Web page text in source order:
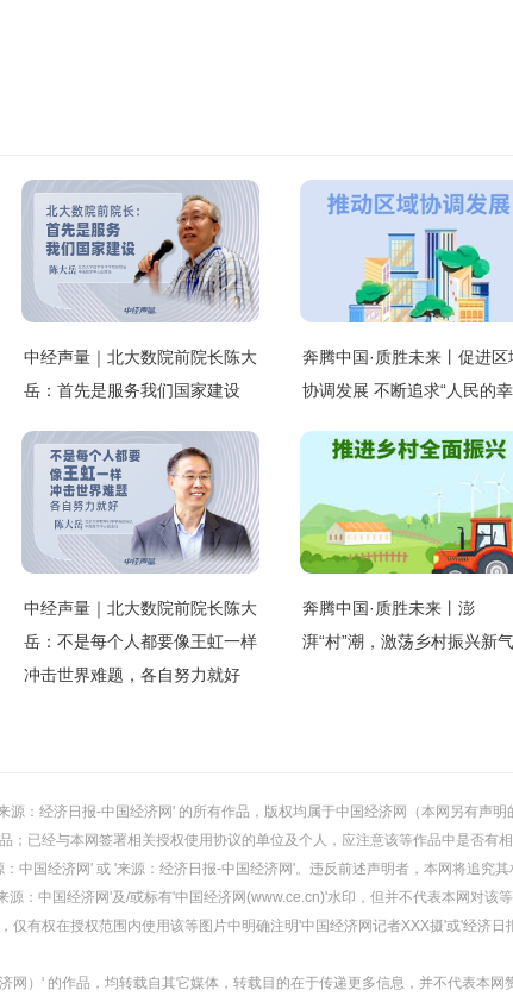
中经声量｜北大数院前院长陈大
岳：首先是服务我们国家建设
奔腾中国·质胜未来丨促进区
协调发展 不断追求“人民的
中经声量｜北大数院前院长陈大
岳：不是每个人都要像王虹一样
冲击世界难题，各自努力就好
奔腾中国·质胜未来丨澎
湃“村”潮，激荡乡村振兴新
源：经济日报-中国经济网' 的所有作品，版权均属于中国经济网（本网另有声
；已经与本网签署相关授权使用协议的单位及个人，应注意该等作品中是否有
中国经济网' 或 '来源：经济日报-中国经济网'。违反前述声明者，本网将追究其
源：中国经济网'及/或标有'中国经济网(www.ce.cn)'水印，但并不代表本网对该
仅有权在授权范围内使用该等图片中明确注明'中国经济网记者XXX摄'或'经济
网）' 的作品，均转载自其它媒体，转载目的在于传递更多信息，并不代表本网